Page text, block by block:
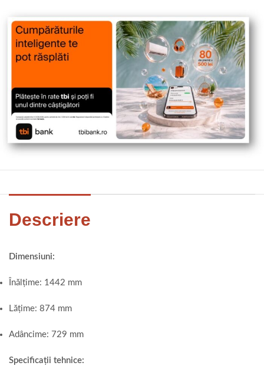
Descriere
Dimensiuni:
Înălțime: 1442 mm
Lățime: 874 mm
Adâncime: 729 mm
Specificații tehnice: